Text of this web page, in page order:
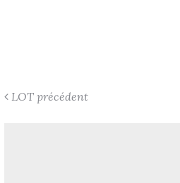
LOT précédent